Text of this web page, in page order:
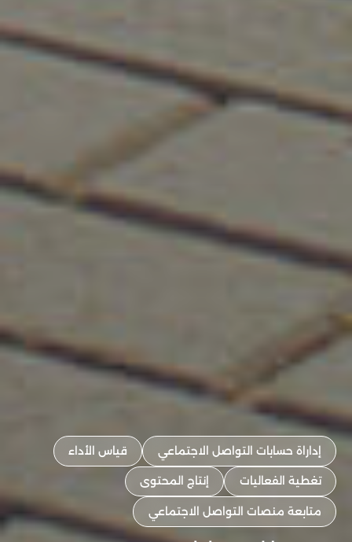
إداراة حسابات التواصل الاجتماعي قياس الأداء
تغطية الفعاليات إنتاج المحتوى
متابعة منصات التواصل الاجتماعي